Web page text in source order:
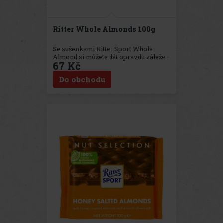
Ritter Whole Almonds 100g
Se sušenkami Ritter Sport Whole
Almond si můžete dát opravdu záležet.
Ručně sbírané, křupavé pražené
mandle z Kalifornie v klasické mléčné
čokoládě se o to postarají. Bohužel
vám nemůžeme slíbit, že si je budete
67 Kč
Do obchodu